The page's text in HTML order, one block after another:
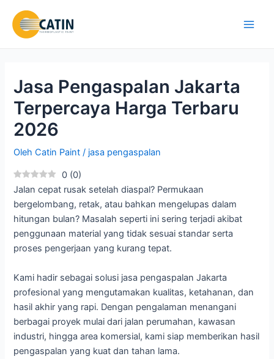
konten
Jasa Pengaspalan Jakarta
Terpercaya Harga Terbaru
2026
OlehCatin Paint/ jasa pengaspalan
0 (0)
Jalan cepat rusak setelah diaspal? Permukaan
bergelombang, retak, atau bahkan mengelupas dalam
hitungan bulan? Masalah seperti ini sering terjadi akibat
penggunaan material yang tidak sesuai standar serta
proses pengerjaan yang kurang tepat.
Kami hadir sebagai solusi jasa pengaspalan Jakarta
profesional yang mengutamakan kualitas, ketahanan, dan
hasil akhir yang rapi. Dengan pengalaman menangani
berbagai proyek mulai dari jalan perumahan, kawasan
industri, hingga area komersial, kami siap memberikan hasil
pengaspalan yang kuat dan tahan lama.